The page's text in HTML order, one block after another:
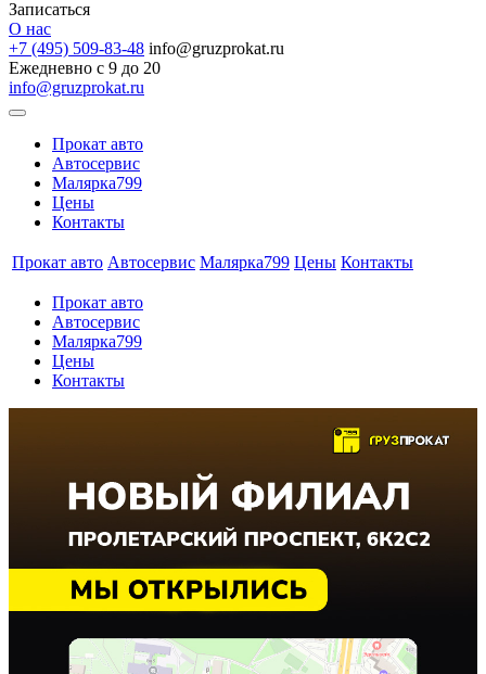
Записаться
О нас
+7 (495) 509-83-48 info@gruzprokat.ru
Ежедневно с 9 до 20
info@gruzprokat.ru
Прокат авто
Автосервис
Малярка799
Цены
Контакты
Прокат авто Автосервис Малярка799 Цены Контакты
Прокат авто
Автосервис
Малярка799
Цены
Контакты